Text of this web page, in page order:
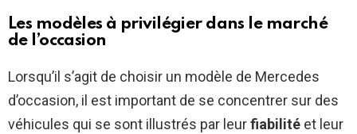
Les modèles à privilégier dans le marché
de l’occasion
Lorsqu’il s’agit de choisir un modèle de Mercedes
d’occasion, il est important de se concentrer sur des
véhicules qui se sont illustrés par leurfiabilité et leur